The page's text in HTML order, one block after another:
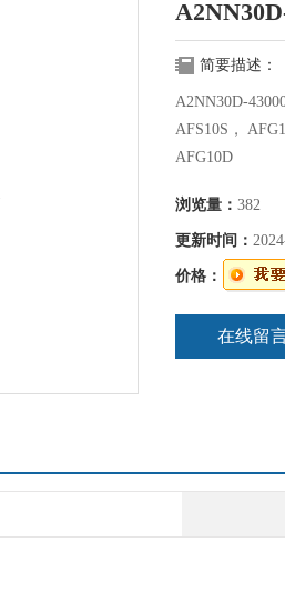
简要描述：
A2NN30D-
AFS10S，
AFG10D
浏览量： 382
更新时间：
价格：
在线留